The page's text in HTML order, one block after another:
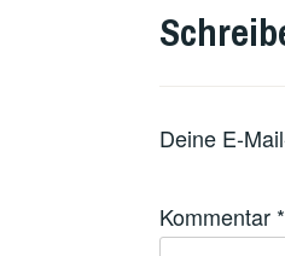
FEATURED
Deine E-
Kommentar *